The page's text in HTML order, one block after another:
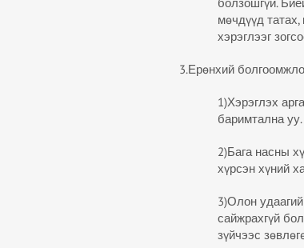
мөчдүүд
хэрэглээг
3.Ерөнхий
1)Хэрэглэх
баримтална уу.
2)Бага насны
хүрсэн хүний
3)Олон
сайжрахгүй
зүйчээс